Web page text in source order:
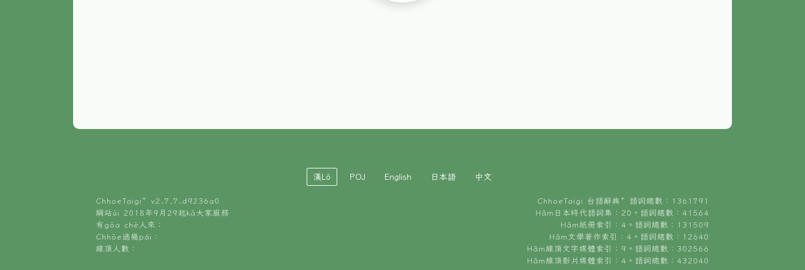
漢Lô POJ English 日本語 中文
ChhoeTaigi⁺ v2.7.7.d9236a0
網站ùi 2018年9月29起kā大家服務
有gōa chē人來：
Chhōe過幾pái：
線頂人數：
ChhoeTaigi 台語辭典⁺ 語詞總數：1361791
Hâm日本時代語詞集：20。語詞總數：41564
Hâm紙冊索引：4。語詞總數：131509
Hâm文學著作索引：4。語詞總數：12640
Hâm線頂文字媒體索引：9。語詞總數：302566
Hâm線頂影片媒體索引：4。語詞總數：432040